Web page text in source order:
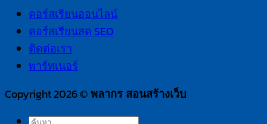
คอร์สเรียนออนไลน์
คอร์สเรียนสด SEO
ติดต่อเรา
พาร์ทเนอร์
Copyright 2026 © พลากร สอนสร้างเว็บ